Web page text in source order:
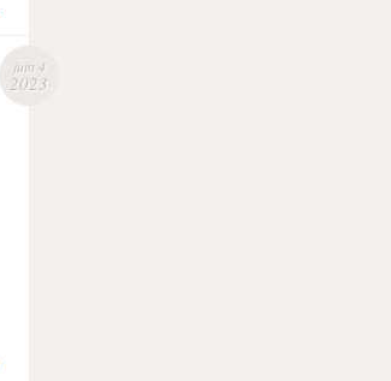
juin 4
2023